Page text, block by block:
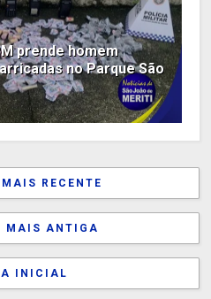
prende homem
no Parque São
RECENTE
MAIS ANTIGA
INICIAL